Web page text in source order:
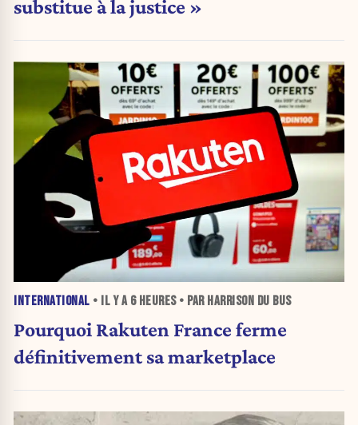
substitue à la justice »
INTERNATIONAL • IL Y A 6 HEURES• PAR HARRISON DU BUS
Pourquoi Rakuten France ferme
définitivement sa marketplace